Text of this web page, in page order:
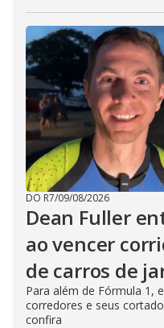
DO R7/09/08/2026
Dean Fuller
ao vencer
de carros de
Para além de Fórmula 1,
corredores e seus
confira